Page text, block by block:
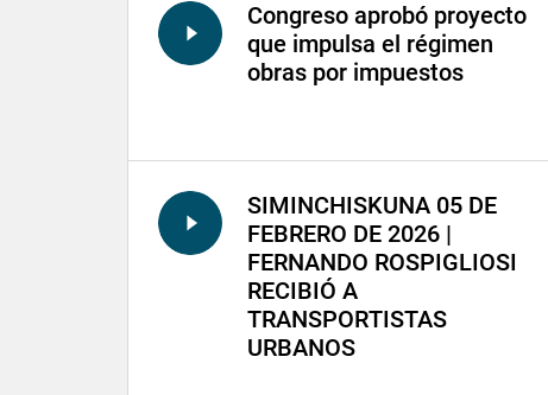
Congreso aprobó proyecto
que impulsa el régimen
obras por impuestos
SIMINCHISKUNA 05 DE
FEBRERO DE 2026 |
FERNANDO ROSPIGLIOSI
RECIBIÓ A
TRANSPORTISTAS
URBANOS